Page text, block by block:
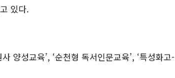
있다.
양성교육’, ‘순천형 독서인문교육’, ‘특성화고-